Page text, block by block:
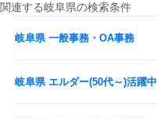
関連する岐阜県の検索条件
岐阜県 一般事務・OA事務
岐阜県 エルダー(50代～)活躍中